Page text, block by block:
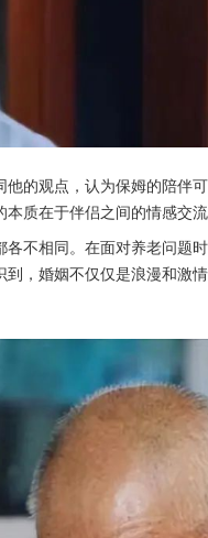
的观点，认为保姆的陪伴
质在于伴侣之间的情感交
不相同。在面对养老问题
，婚姻不仅仅是浪漫和激